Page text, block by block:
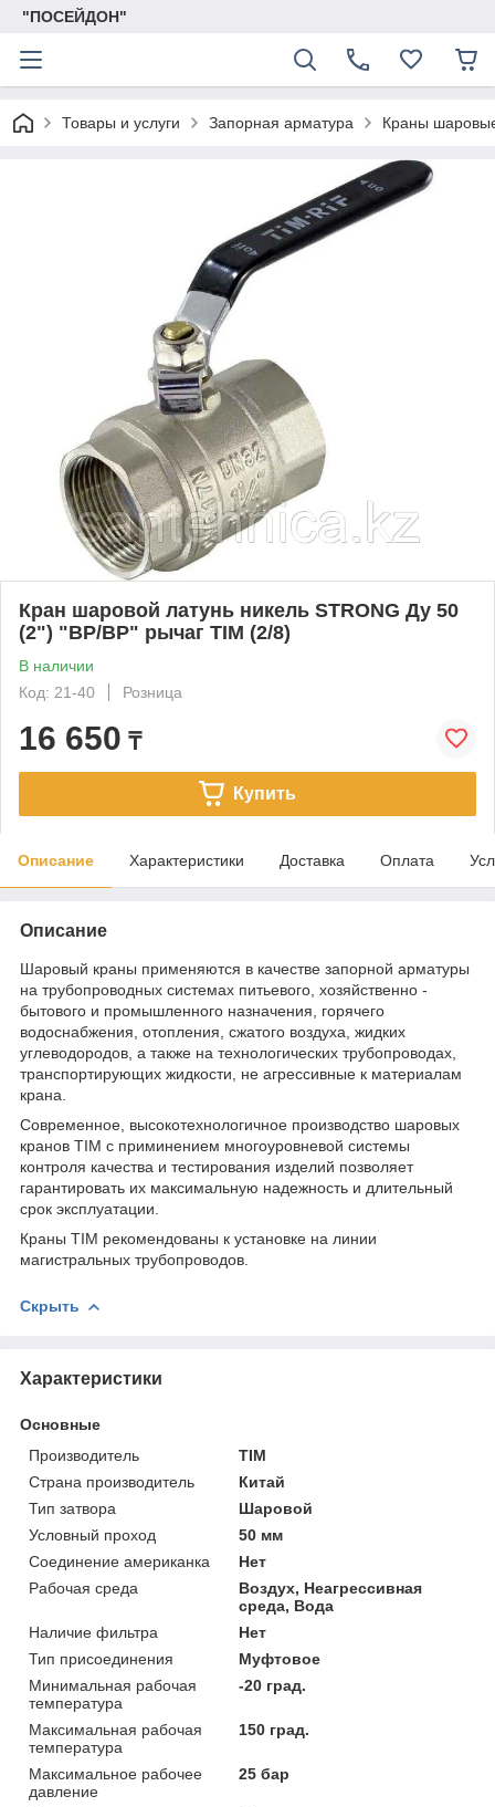
"ПОСЕЙДОН"
Товары и услуги Запорная арматура Краны
Кран шаровой латунь никель STRONG Ду 50
(2") "ВР/ВР" рычаг TIM (2/8)
В наличии
Код: 21-40
Розница
16 650 ₸
Купить
Описание Характеристики Доставка Оплата
Описание
Шаровый краны применяются в качестве запорной арматуры
на трубопроводных системах питьевого, хозяйственно -
бытового и промышленного назначения, горячего
водоснабжения, отопления, сжатого воздуха, жидких
углеводородов, а также на технологических трубопроводах,
транспортирующих жидкости, не агрессивные к материалам
крана.
Современное, высокотехнологичное производство шаровых
кранов TIM с приминением многоуровневой системы
контроля качества и тестирования изделий позволяет
гарантировать их максимальную надежность и длительный
срок эксплуатации.
Краны TIM рекомендованы к установке на линии
магистральных трубопроводов.
Скрыть
Характеристики
Основные
Производитель
TIM
Страна производитель
Китай
Тип затвора
Шаровой
Условный проход
50 мм
Соединение американка
Нет
Рабочая среда
Воздух, Неагрессивная
среда, Вода
Наличие фильтра
Нет
Тип присоединения
Муфтовое
Минимальная рабочая
температура
-20 град.
Максимальная рабочая
температура
150 град.
Максимальное рабочее
давление
25 бар